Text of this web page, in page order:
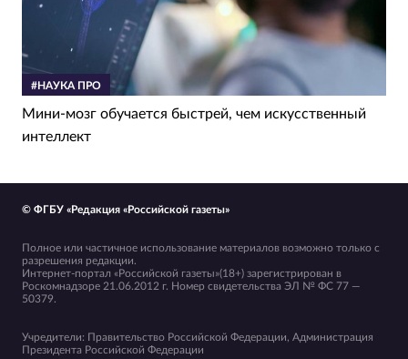
#НАУКА ПРО
Мини-мозг обучается быстрей, чем искусственный
интеллект
© ФГБУ «Редакция «Российской газеты»
Полное или частичное использование материалов возможно только с
разрешения редакции.
Интернет-портал «Российской газеты»(18+) зарегистрирован в
Роскомнадзоре 21.06.2012 г. Номер свидетельства ЭЛ № ФС 77 —
50379.
Учредители: Правительство Российской Федерации, Администрация
Президента Российской Федерации